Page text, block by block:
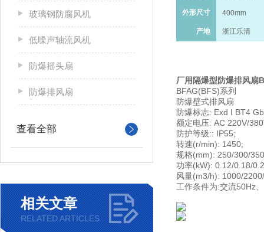
玻璃钢防腐风机
低噪声轴流风机
防爆摇头扇
防爆排风扇
查看全部
相关文章
RELATED ARTICLES
外形尺寸 400mm
产地 浙江乐清
厂用隔爆型防爆排风扇
BFAG(BFS)系列
防爆壁式排风扇
防爆标志: Exd I BT4
额定电压: AC 220V/
防护等级:: IP55;
转速(r/min): 1450;
规格(mm): 250/300/
功率(kW): 0.12/0.18/
风量(m3/h): 1000/
工作条件为:交流50Hz